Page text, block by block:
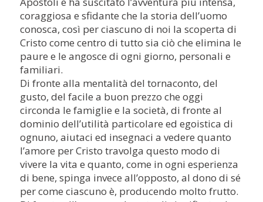
coraggiosa e sfidante che la storia dell’uomo
conosca, così per ciascuno di noi la scoperta di
Cristo come centro di tutto sia ciò che elimina le
paure e le angosce di ogni giorno, personali e
familiari.
Di fronte alla mentalità del tornaconto, del
gusto, del facile a buon prezzo che oggi
circonda le famiglie e la società, di fronte al
dominio dell’utilità particolare ed egoistica di
ognuno, aiutaci ed insegnaci a vedere quanto
l’amore per Cristo travolga questo modo di
vivere la vita e quanto, come in ogni esperienza
di bene, spinga invece all’opposto, al dono di sé
per come ciascuno è, producendo molto frutto.